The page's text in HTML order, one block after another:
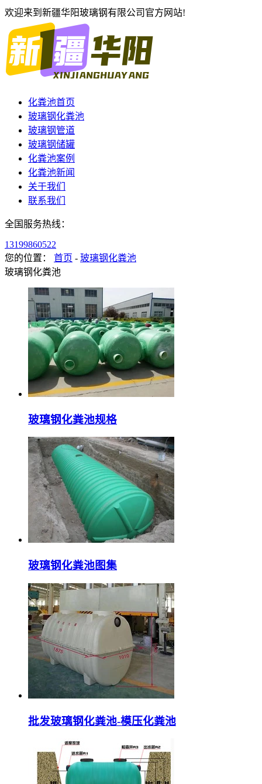
欢迎来到新疆华阳玻璃钢有限公司官方网站!
化粪池首页
玻璃钢化粪池
玻璃钢管道
玻璃钢储罐
化粪池案例
化粪池新闻
关于我们
联系我们
全国服务热线：
13199860522
您的位置： 首页 - 玻璃钢化粪池
玻璃钢化粪池
玻璃钢化粪池规格
玻璃钢化粪池图集
批发玻璃钢化粪池-模压化粪池